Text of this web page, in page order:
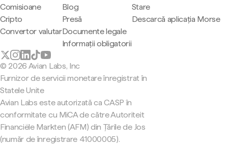
Comisioane
Cripto
Convertor valutar
Blog
Presă
Documente legale
Informații obligatorii
Stare
Descarcă aplicația Morse
© 2026 Avian Labs, Inc
Furnizor de servicii monetare înregistrat în
Statele Unite
Avian Labs este autorizată ca CASP în
conformitate cu MiCA de către Autoriteit
Financiële Markten (AFM) din Țările de Jos
(număr de înregistrare 41000005).